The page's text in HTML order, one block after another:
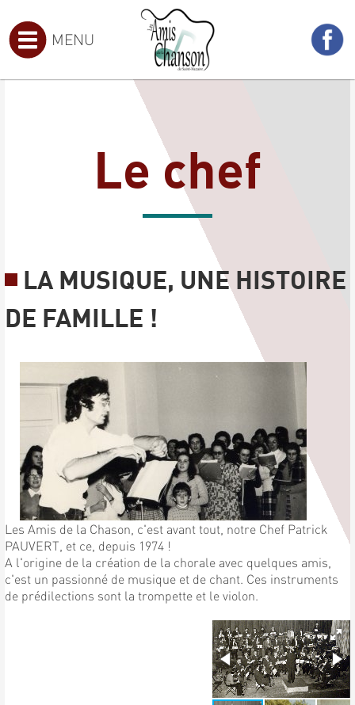
MENU
Le chef
LA MUSIQUE, UNE HISTOIRE
DE FAMILLE !
Les Amis de la Chason, c'est avant tout, notre Chef Patrick
PAUVERT, et ce, depuis 1974 !
A l'origine de la création de la chorale avec quelques amis,
c'est un passionné de musique et de chant. Ces instruments
de prédilections sont la trompette et le violon.